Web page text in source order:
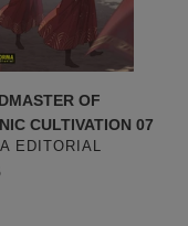
OF
CULTIVATION 07
EDITORIAL